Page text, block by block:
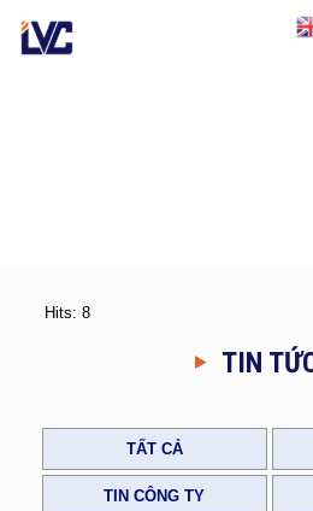
Hits: 8
TIN
TẤT CẢ
TIN CÔNG TY